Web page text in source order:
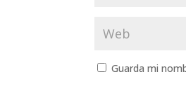
Guarda mi